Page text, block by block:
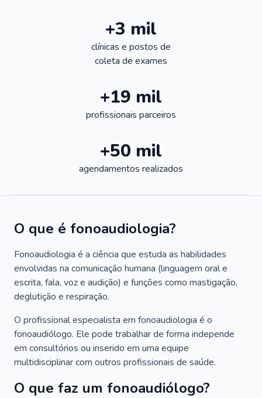
+3 mil
clínicas e postos de
coleta de exames
+19 mil
profissionais parceiros
+50 mil
agendamentos realizados
O que é fonoaudiologia?
Fonoaudiologia é a ciência que estuda as habilidades
envolvidas na comunicação humana (linguagem oral e
escrita, fala, voz e audição) e funções como mastigação,
deglutição e respiração.
O profissional especialista em fonoaudiologia é o
fonoaudiólogo. Ele pode trabalhar de forma independe
em consultórios ou inserido em uma equipe
multidisciplinar com outros profissionais de saúde.
O que faz um fonoaudiólogo?